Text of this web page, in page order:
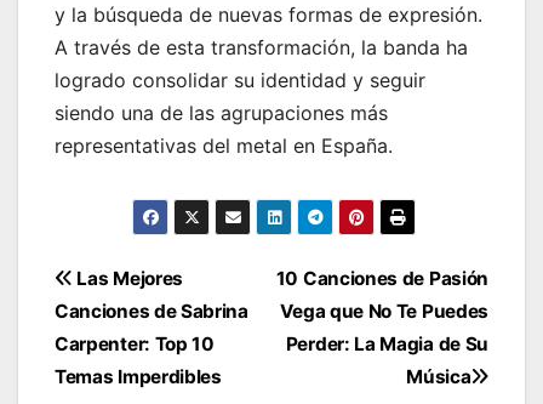
y la búsqueda de nuevas formas de expresión.
A través de esta transformación, la banda ha
logrado consolidar su identidad y seguir
siendo una de las agrupaciones más
representativas del metal en España.
Navegación
de
entradas
10 Canciones de Pasión
Vega que No Te Puedes
Perder: La Magia de Su
Música
Las Mejores
Canciones de Sabrina
Carpenter: Top 10
Temas Imperdibles